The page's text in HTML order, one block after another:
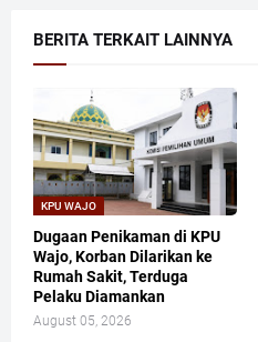
BERITA TERKAIT LAINNYA
KPU WAJO
Dugaan Penikaman di KPU
Wajo, Korban Dilarikan ke
Rumah Sakit, Terduga
Pelaku Diamankan
August 05, 2026